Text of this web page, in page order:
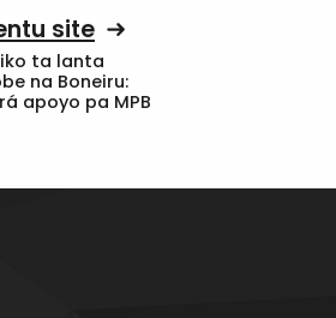
site
ta lanta
na Boneiru:
apoyo pa MPB